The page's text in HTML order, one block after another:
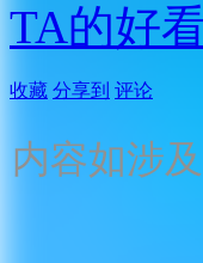
TA的好
收藏 分享到 评论
内容如涉